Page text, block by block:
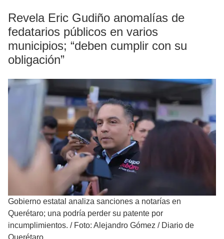
Revela Eric Gudiño anomalías de
fedatarios públicos en varios
municipios; “deben cumplir con su
obligación”
Gobierno estatal analiza sanciones a notarías en
Querétaro; una podría perder su patente por
incumplimientos. / Foto: Alejandro Gómez / Diario de